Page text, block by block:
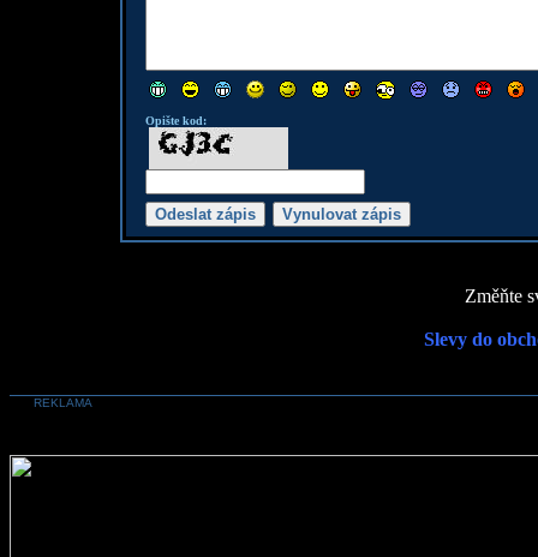
Opište kod:
Změňte
Slevy do
REKLAMA